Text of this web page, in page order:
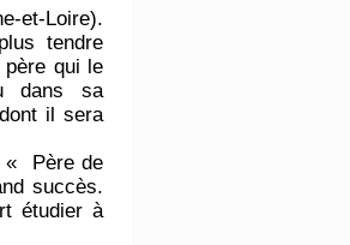
et-Loire).
tendre
qui le
dans sa
il sera
« Père de
succès.
étudier à